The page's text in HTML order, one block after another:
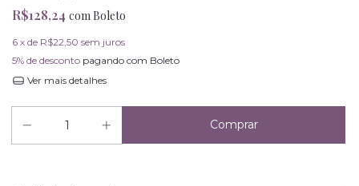
R$128,24 comBoleto
6 x de R$22,50 sem juros
5% de desconto pagando com Boleto
Ver mais detalhes